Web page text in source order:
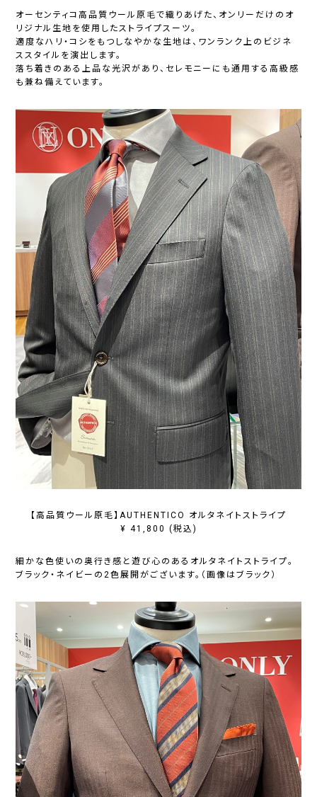
オーセンティコ高品質ウール原毛で織りあげた、オンリーだけのオ
リジナル生地を使用したストライプスーツ。
適度なハリ・コシをもつしなやかな生地は、ワンランク上のビジネ
ススタイルを演出します。
落ち着きのある上品な光沢があり、セレモニーにも通用する高級感
も兼ね備えています。
【高品質ウール原毛】AUTHENTICO オルタネイトストライプ
¥ 41,800 (税込)
細かな色使いの奥行き感と遊び心のあるオルタネイトストライプ。
ブラック・ネイビーの2色展開がございます。（画像はブラック）